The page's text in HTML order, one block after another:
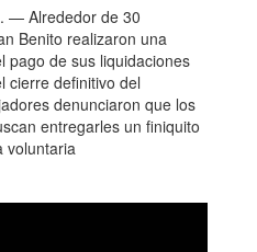
— Alrededor de 30
Benito realizaron una
pago de sus liquidaciones
cierre definitivo del
denunciaron que los
entregarles un finiquito
voluntaria